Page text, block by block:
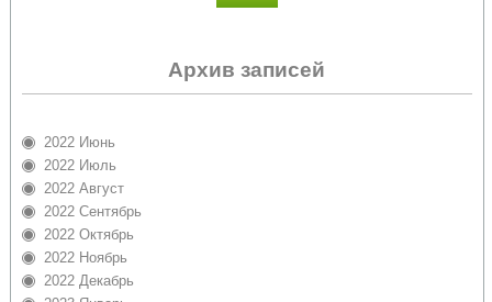
Архив записей
2022 Июнь
2022 Июль
2022 Август
2022 Сентябрь
2022 Октябрь
2022 Ноябрь
2022 Декабрь